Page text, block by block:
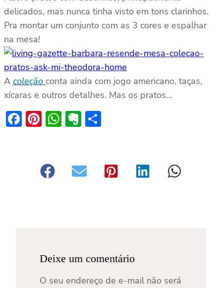
delicados, mas nunca tinha visto em tons clarinhos.
Pra montar um conjunto com as 3 cores e espalhar
na mesa!
A coleção conta ainda com jogo americano, taças,
xícaras e outros detalhes. Mas os pratos…
Facebook
Pinterest
WhatsApp
Evernote
Deixe um comentário
O seu endereço de e-mail não será